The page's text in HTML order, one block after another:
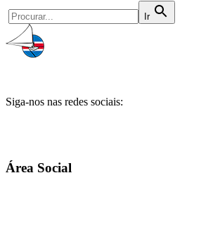
Ir
Siga-nos nas redes sociais:
Área Social